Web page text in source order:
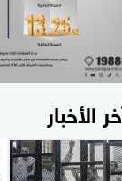
الأخبار